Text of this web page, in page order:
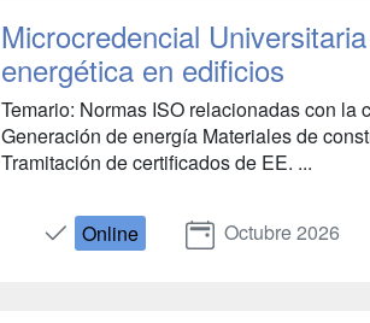
Microcredencial
energética en edificios
Temario: Normas ISO relacionadas con
Generación de energía Materiales de
Tramitación de certificados de EE. ...
Online Octubre 2026